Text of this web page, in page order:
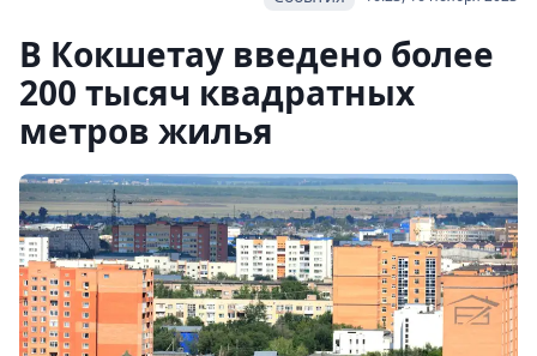
В Кокшетау введено более
200 тысяч квадратных
метров жилья